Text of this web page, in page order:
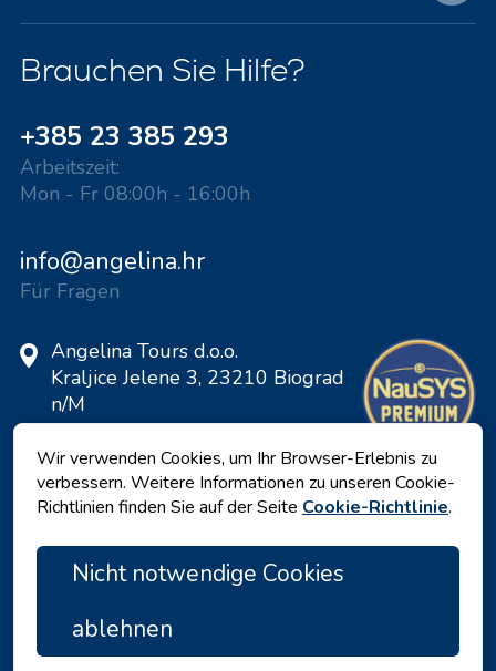
Brauchen Sie Hilfe?
+385 23 385 293
Arbeitszeit:
Mon - Fr 08:00h - 16:00h
info@angelina.hr
Für Fragen
Angelina Tours d.o.o.
Kraljice Jelene 3, 23210 Biograd
n/M
Kroatien
VAT ID: 20598733460
ID: HR-AB-23-060130534, MB:
0650676
Wir verwenden Cookies, um Ihr Browser-Erlebnis zu
verbessern. Weitere Informationen zu unseren Cookie-
Richtlinien finden Sie auf der Seite Cookie-Richtlinie.
Nicht notwendige Cookies
ablehnen